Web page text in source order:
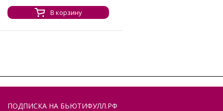
В корзину
ПОДПИСКА НА БЬЮТИФУЛЛ.РФ